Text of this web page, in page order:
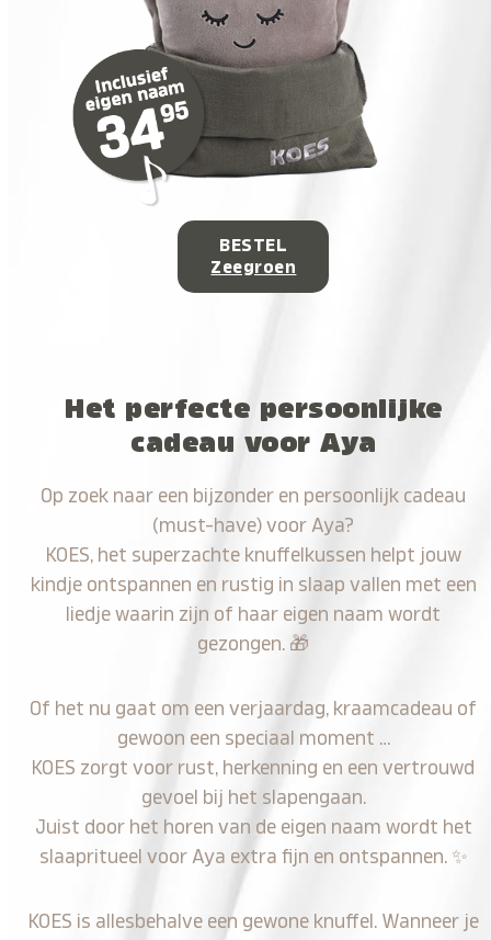
BESTEL
Zeegroen
Het perfecte persoonlijke
cadeau voor Aya
Op zoek naar een bijzonder en persoonlijk cadeau
(must-have) voor Aya?
KOES, het superzachte knuffelkussen helpt jouw
kindje ontspannen en rustig in slaap vallen met een
liedje waarin zijn of haar eigen naam wordt
gezongen. 🎁
Of het nu gaat om een verjaardag, kraamcadeau of
gewoon een speciaal moment …
KOES zorgt voor rust, herkenning en een vertrouwd
gevoel bij het slapengaan.
Juist door het horen van de eigen naam wordt het
slaapritueel voor Aya extra fijn en ontspannen. ✨
KOES is allesbehalve een gewone knuffel. Wanneer je